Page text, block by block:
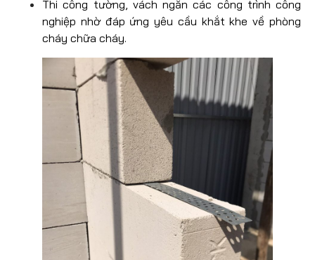
Thi công tường, vách ngăn các công trình công
nghiệp nhờ đáp ứng yêu cầu khắt khe về phòng
cháy chữa cháy.